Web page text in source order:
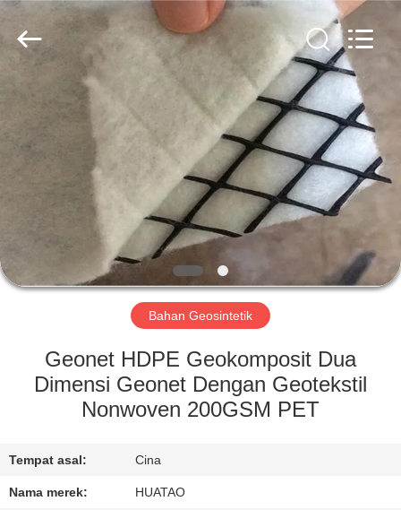
RUMAH
PRODUK
TENTANG
KAMI
TUR
KONTROL
KUALITAS
HUBUNGI
KAMI
Bahan Geosintetik
Geonet HDPE Geokomposit Dua
Dimensi Geonet Dengan Geotekstil
Nonwoven 200GSM PET
Tempat asal: Cina
Nama merek: HUATAO